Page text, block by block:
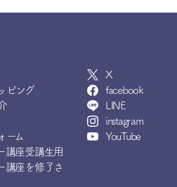
ピング
ーム
講座受講生用
講座を修了さ
X
facebook
LINE
instagram
YouTube